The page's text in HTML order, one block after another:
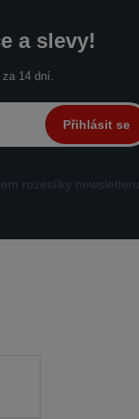
a slevy!
14 dní.
Přihlásit se
rozesílky newsletteru.